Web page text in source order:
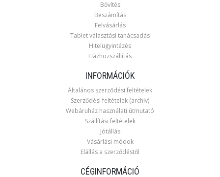
Bővítés
Beszámítás
Felvásárlás
Tablet választási tanácsadás
Hitelügyintézés
Házhozszállítás
INFORMÁCIÓK
Általános szerződési feltételek
Szerződési feltételek (archív)
Webáruház használati útmutató
Szállítási feltételek
Jótállás
Vásárlási módok
Elállás a szerződéstől
CÉGINFORMÁCIÓ